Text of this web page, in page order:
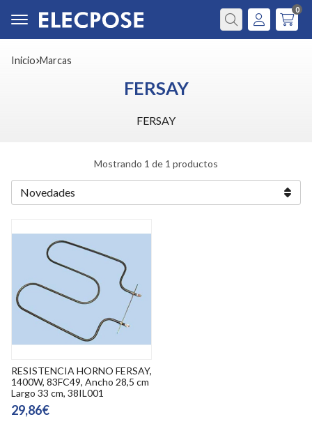
Buscar
0
Inicio marcas
FERSAY
FERSAY
Mostrando 1 de 1 productos
RESISTENCIA HORNO FERSAY,
1400W, 83FC49, Ancho 28,5 cm
Largo 33 cm, 38IL001
29,86€